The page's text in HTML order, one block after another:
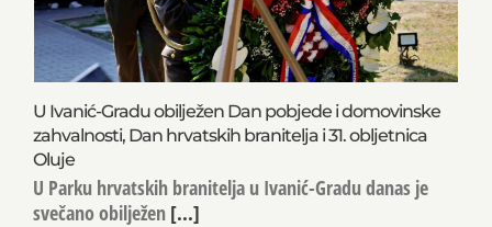
U Ivanić-Gradu obilježen Dan pobjede i domovinske
zahvalnosti, Dan hrvatskih branitelja i 31. obljetnica
Oluje
U Parku hrvatskih branitelja u Ivanić-Gradu danas je
svečano obilježen [...]